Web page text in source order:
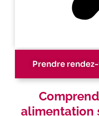
Prendre
alimentation